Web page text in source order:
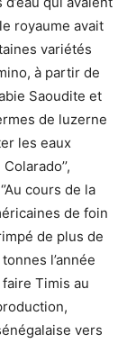
royaume avait
variétés
à partir de
Saoudite et
de luzerne
les eaux
cours de la
de foin
de plus de
l’année
Timis au
vers